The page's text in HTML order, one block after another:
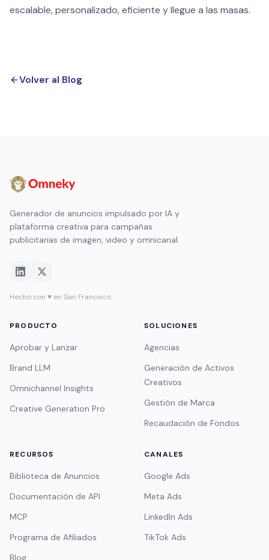
escalable, personalizado, eficiente y llegue a las masas.
Volver al Blog
Generador de anuncios impulsado por IA y
plataforma creativa para campañas
publicitarias de imagen, video y omnicanal.
Hecho con ♥ en San Francisco
PRODUCTO
Aprobar y Lanzar
Brand LLM
Omnichannel Insights
Creative Generation Pro
SOLUCIONES
Agencias
Generación de Activos
Creativos
Gestión de Marca
Recaudación de Fondos
RECURSOS
Biblioteca de Anuncios
Documentación de API
MCP
Programa de Afiliados
Blog
CANALES
Google Ads
Meta Ads
LinkedIn Ads
TikTok Ads